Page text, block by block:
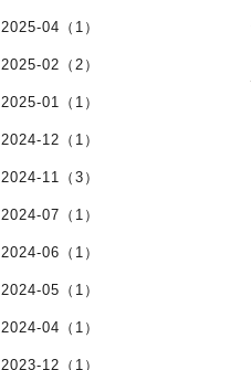
2025-04（1）
2025-02（2）
2025-01（1）
2024-12（1）
2024-11（3）
2024-07（1）
2024-06（1）
2024-05（1）
2024-04（1）
2023-12（1）